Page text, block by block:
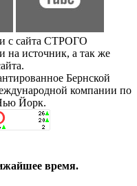
с сайта СТРОГО
источник, а так же
Бернской
компании по
Йорк.
время.